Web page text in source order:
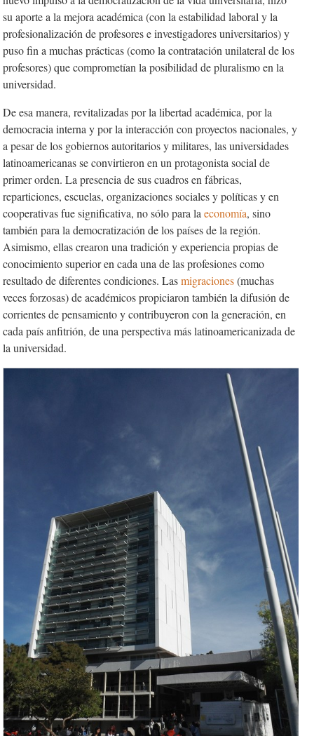
su aporte a la mejora académica (con la estabilidad laboral y la
profesionalización de profesores e investigadores universitarios) y
puso fin a muchas prácticas (como la contratación unilateral de los
profesores) que comprometían la posibilidad de pluralismo en la
universidad.
De esa manera, revitalizadas por la libertad académica, por la
democracia interna y por la interacción con proyectos nacionales, y
a pesar de los gobiernos autoritarios y militares, las universidades
latinoamericanas se convirtieron en un protagonista social de
primer orden. La presencia de sus cuadros en fábricas,
reparticiones, escuelas, organizaciones sociales y políticas y en
cooperativas fue significativa, no sólo para laeconomía, sino
también para la democratización de los países de la región.
Asimismo, ellas crearon una tradición y experiencia propias de
conocimiento superior en cada una de las profesiones como
resultado de diferentes condiciones. Lasmigraciones(muchas
veces forzosas) de académicos propiciaron también la difusión de
corrientes de pensamiento y contribuyeron con la generación, en
cada país anfitrión, de una perspectiva más latinoamericanizada de
la universidad.